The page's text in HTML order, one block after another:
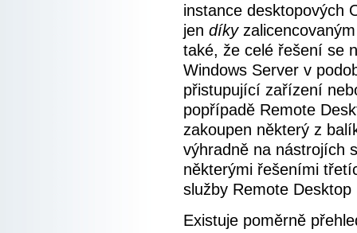
instance desktopových
jen díky
také, že celé řešení se
Windows Server v
přistupující zařízení
popřípadě Remote
zakoupen některý z
výhradně na nástrojích
některými řešeními
služby Remote Desktop
Existuje poměrně